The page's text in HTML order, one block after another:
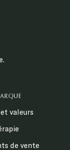
valeurs
de vente